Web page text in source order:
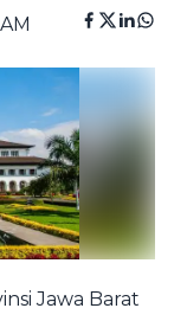
Jawa Barat